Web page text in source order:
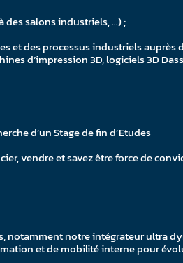
salons industriels, …) ;
et des processus industriels auprès
d’impression 3D, logiciels 3D
d’un Stage de fin d’Etudes
vendre et savez être force de
notamment notre intégrateur ultra
et de mobilité interne pour